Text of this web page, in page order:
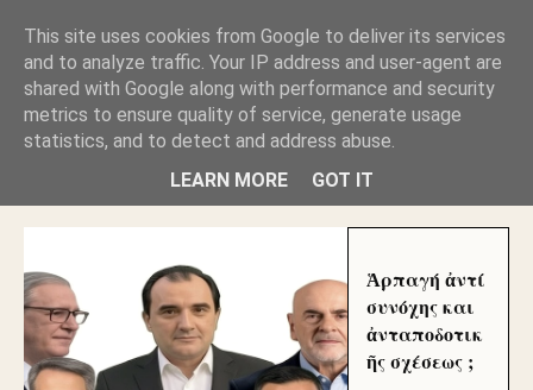
ΑΥΤΟΧΘΟΝΕΣ ΜΟΥ ΕΚΛΕΙΣΑΝ ΤΑ ΣΟΣΙΑΛ ΚΑΙ
ΦΙΜΩΣΑΝ ΤΟ SITE. ΟΙ ΧΙΛΙΑΔΕΣ ΜΙΚΡΟΕΠΕΝΔΥΤΕΣ
ΕΠΕΝΔΥΣΑΤΕ ΓΙΑ ΛΕΗΛΑΣΙΑ ΚΑΙ ΕΓΚΛΗΜΑ ?
ΓΛΥΦΑΔΑ WEB |ΟΙ ΜΕΓΑΛΟΙ ΚΛΕΠΤΑΙ ΑΠΟ ΤΟ
ΜΙΚΡΟΝ ΑΠΑΓΟΥΣΙ
Ἁρπαγή ἀντί
συνόχης και
ἀνταποδοτικ
ῆς σχέσεως ;
This site uses cookies from Google to deliver its services
and to analyze traffic. Your IP address and user-agent are
shared with Google along with performance and security
metrics to ensure quality of service, generate usage
statistics, and to detect and address abuse.
LEARN MORE
GOT IT